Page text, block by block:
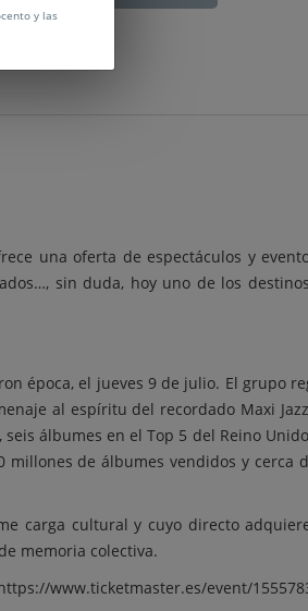
una oferta de espectáculos y
sin duda, hoy uno de los
época, el jueves 9 de julio. El grupo
al espíritu del recordado Maxi
álbumes en el Top 5 del Reino
millones de álbumes vendidos y cerca
carga cultural y cuyo directo
memoria colectiva.
www.ticketmaster.es/event/
y las